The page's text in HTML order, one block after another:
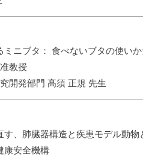
ミニブタ： 食べないブタの使いか
教授
開発部門 髙須 正規 先生
す、肺臓器構造と疾患モデル動物
康安全機構